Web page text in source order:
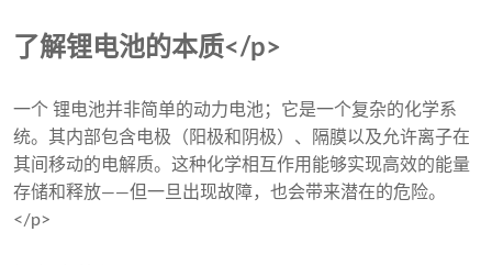
了解锂电池的本质</p>
一个 锂电池并非简单的动力电池；它是一个复杂的化学系
统。其内部包含电极（阳极和阴极）、隔膜以及允许离子在
其间移动的电解质。这种化学相互作用能够实现高效的能量
存储和释放——但一旦出现故障，也会带来潜在的危险。
</p>